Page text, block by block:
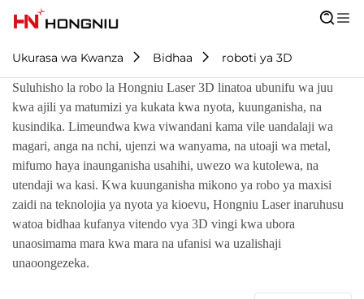
Ukurasa wa Kwanza Bidhaa roboti ya 3D
Suluhisho la robo la Hongniu Laser 3D linatoa ubunifu wa juu
kwa ajili ya matumizi ya kukata kwa nyota, kuunganisha, na
kusindika. Limeundwa kwa viwandani kama vile uandalaji wa
magari, anga na nchi, ujenzi wa wanyama, na utoaji wa metal,
mifumo haya inaunganisha usahihi, uwezo wa kutolewa, na
utendaji wa kasi. Kwa kuunganisha mikono ya robo ya maxisi
zaidi na teknolojia ya nyota ya kioevu, Hongniu Laser inaruhusu
watoa bidhaa kufanya vitendo vya 3D vingi kwa ubora
unaosimama mara kwa mara na ufanisi wa uzalishaji
unaoongezeka.